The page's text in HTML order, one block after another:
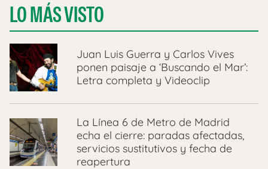
LO MÁS VISTO
Juan Luis Guerra y Carlos Vives
ponen paisaje a ‘Buscando el Mar’:
Letra completa y Videoclip
La Línea 6 de Metro de Madrid
echa el cierre: paradas afectadas,
servicios sustitutivos y fecha de
reapertura